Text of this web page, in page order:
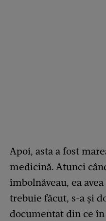
Apoi, asta a fost
medicină. Atunci
îmbolnăveau, ea
trebuie făcut, s-a și
documentat din ce